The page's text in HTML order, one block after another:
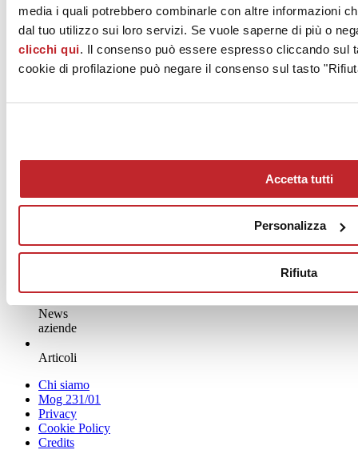
media i quali potrebbero combinarle con altre informazioni
dal tuo utilizzo sui loro servizi. Se vuole saperne di più o
clicchi qui. Il consenso può essere espresso cliccando sul
cookie di profilazione può negare il consenso sul tasto
Accetta tutti
Personalizza
Rifiuta
tenuti in diretta streaming ed in presenza nei cinque giorni di fiera;
abbiamo registrato un flusso continuo di visite alla Città della Posa.
Oltre 200 operatori provenienti da Europa, Nord America e area del
Golfo hanno composto la delegazione del Cersaie Business, resa
possibile grazie alla preziosa collaborazione con MAECI ed ICE”.
News
aziende
Articoli
Chi siamo
Mog 231/01
Privacy
Cookie Policy
Credits